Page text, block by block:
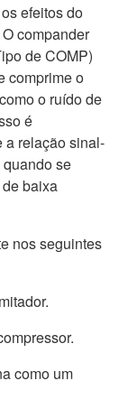
efeitos do
compander
de COMP)
comprime o
o ruído de
é
a relação sinal-
se
baixa
nos seguintes
como um